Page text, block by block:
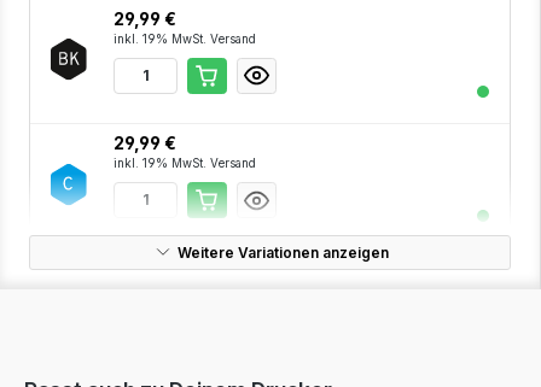
29,99 €
inkl. 19% MwSt. Versand
29,99 €
inkl. 19% MwSt. Versand
29,99 €
Weitere Variationen anzeigen